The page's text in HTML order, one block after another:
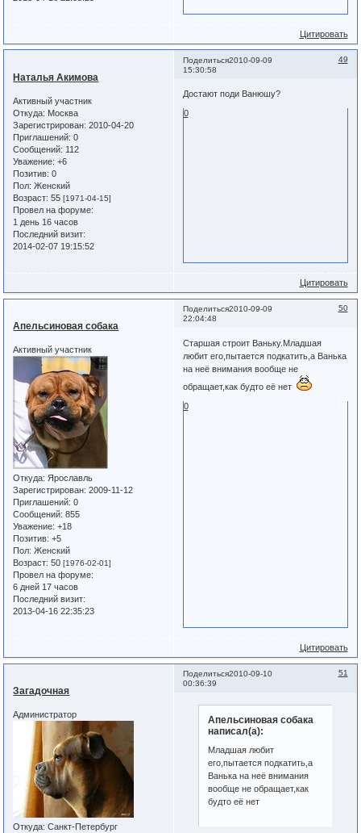
Цитировать
Поделиться 49
2010-09-09
15:30:58
Наталья Акимова
Активный участник
Откуда: Москва
Зарегистрирован: 2010-04-20
Приглашений: 0
Сообщений: 112
Уважение: +6
Позитив: 0
Пол: Женский
Возраст: 55[1971-04-15]
Провел на форуме:
1 день 16 часов
Последний визит:
2014-02-07 19:15:52
Достают поди Ванюшу?
0
Цитировать
Поделиться 50
2010-09-09
22:04:48
Апельсиновая собака
Активный участник
Откуда: Ярославль
Зарегистрирован: 2009-11-12
Приглашений: 0
Сообщений: 855
Уважение: +18
Позитив: +5
Пол: Женский
Возраст: 50[1976-02-01]
Провел на форуме:
6 дней 17 часов
Последний визит:
2013-04-16 22:35:23
Старшая строит Ваньку.Младшая
любит его,пытается подкатить,а Ванька
на неё внимания вообще не
обращает,как будто её нет
0
Цитировать
Поделиться 51
2010-09-10
00:36:39
Загадочная
Администратор
Откуда: Санкт-Петербург
Апельсиновая собака
написал(а):
Младшая любит
его,пытается подкатить,а
Ванька на неё внимания
вообще не обращает,как
будто её нет